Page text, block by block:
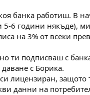
банка работиш. В
5-6 години някъде),
на 3% от всеки
ти подписваш с
с Борика.
лицензиран, защото
данни на